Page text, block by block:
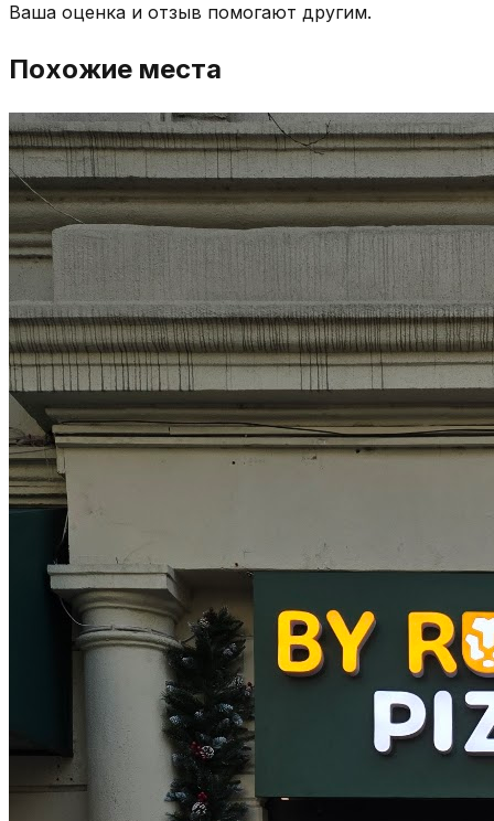
Ваша оценка и отзыв помогают другим.
Похожие места